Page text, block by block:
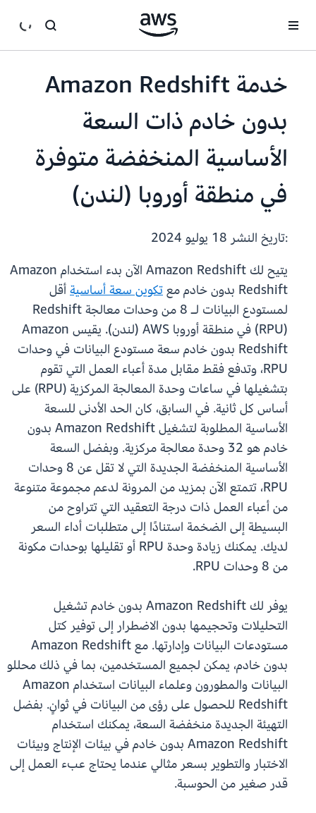
خدمة Amazon Redshift
بدون خادم ذات السعة
الأساسية المنخفضة متوفرة
في منطقة أوروبا (لندن)
:تاريخ النشر
يتيح لك Amazon Redshift الآن بدء استخدام Amazon
Redshift بدون خادم مع
تكوين سعة أساسيةأقل
لمستودع البيانات لـ 8 من وحدات معالجة Redshift
(RPU) في منطقة أوروبا AWS (لندن). يقيس Amazon
Redshift بدون خادم سعة مستودع البيانات في وحدات
RPU، وتدفع فقط مقابل مدة أعباء العمل التي تقوم
بتشغيلها في ساعات وحدة المعالجة المركزية (RPU) على
أساس كل ثانية. في السابق، كان الحد الأدنى للسعة
الأساسية المطلوبة لتشغيل Amazon Redshift بدون
خادم هو 32 وحدة معالجة مركزية. وبفضل السعة
الأساسية المنخفضة الجديدة التي لا تقل عن 8 وحدات
RPU، تتمتع الآن بمزيد من المرونة لدعم مجموعة متنوعة
من أعباء العمل ذات درجة التعقيد التي تتراوح من
البسيطة إلى الضخمة استنادًا إلى متطلبات أداء السعر
لديك. يمكنك زيادة وحدة RPU أو تقليلها بوحدات مكونة
من 8 وحدات RPU.
يوفر لك Amazon Redshift بدون خادم تشغيل
التحليلات وتحجيمها بدون الاضطرار إلى توفير كتل
مستودعات البيانات وإدارتها. مع Amazon Redshift
بدون خادم، يمكن لجميع المستخدمين، بما في ذلك محللو
البيانات والمطورون وعلماء البيانات استخدام Amazon
Redshift للحصول على رؤى من البيانات في ثوانٍ. بفضل
التهيئة الجديدة منخفضة السعة، يمكنك استخدام
Amazon Redshift بدون خادم في بيئات الإنتاج وبيئات
الاختبار والتطوير بسعر مثالي عندما يحتاج عبء العمل إلى
قدر صغير من الحوسبة.